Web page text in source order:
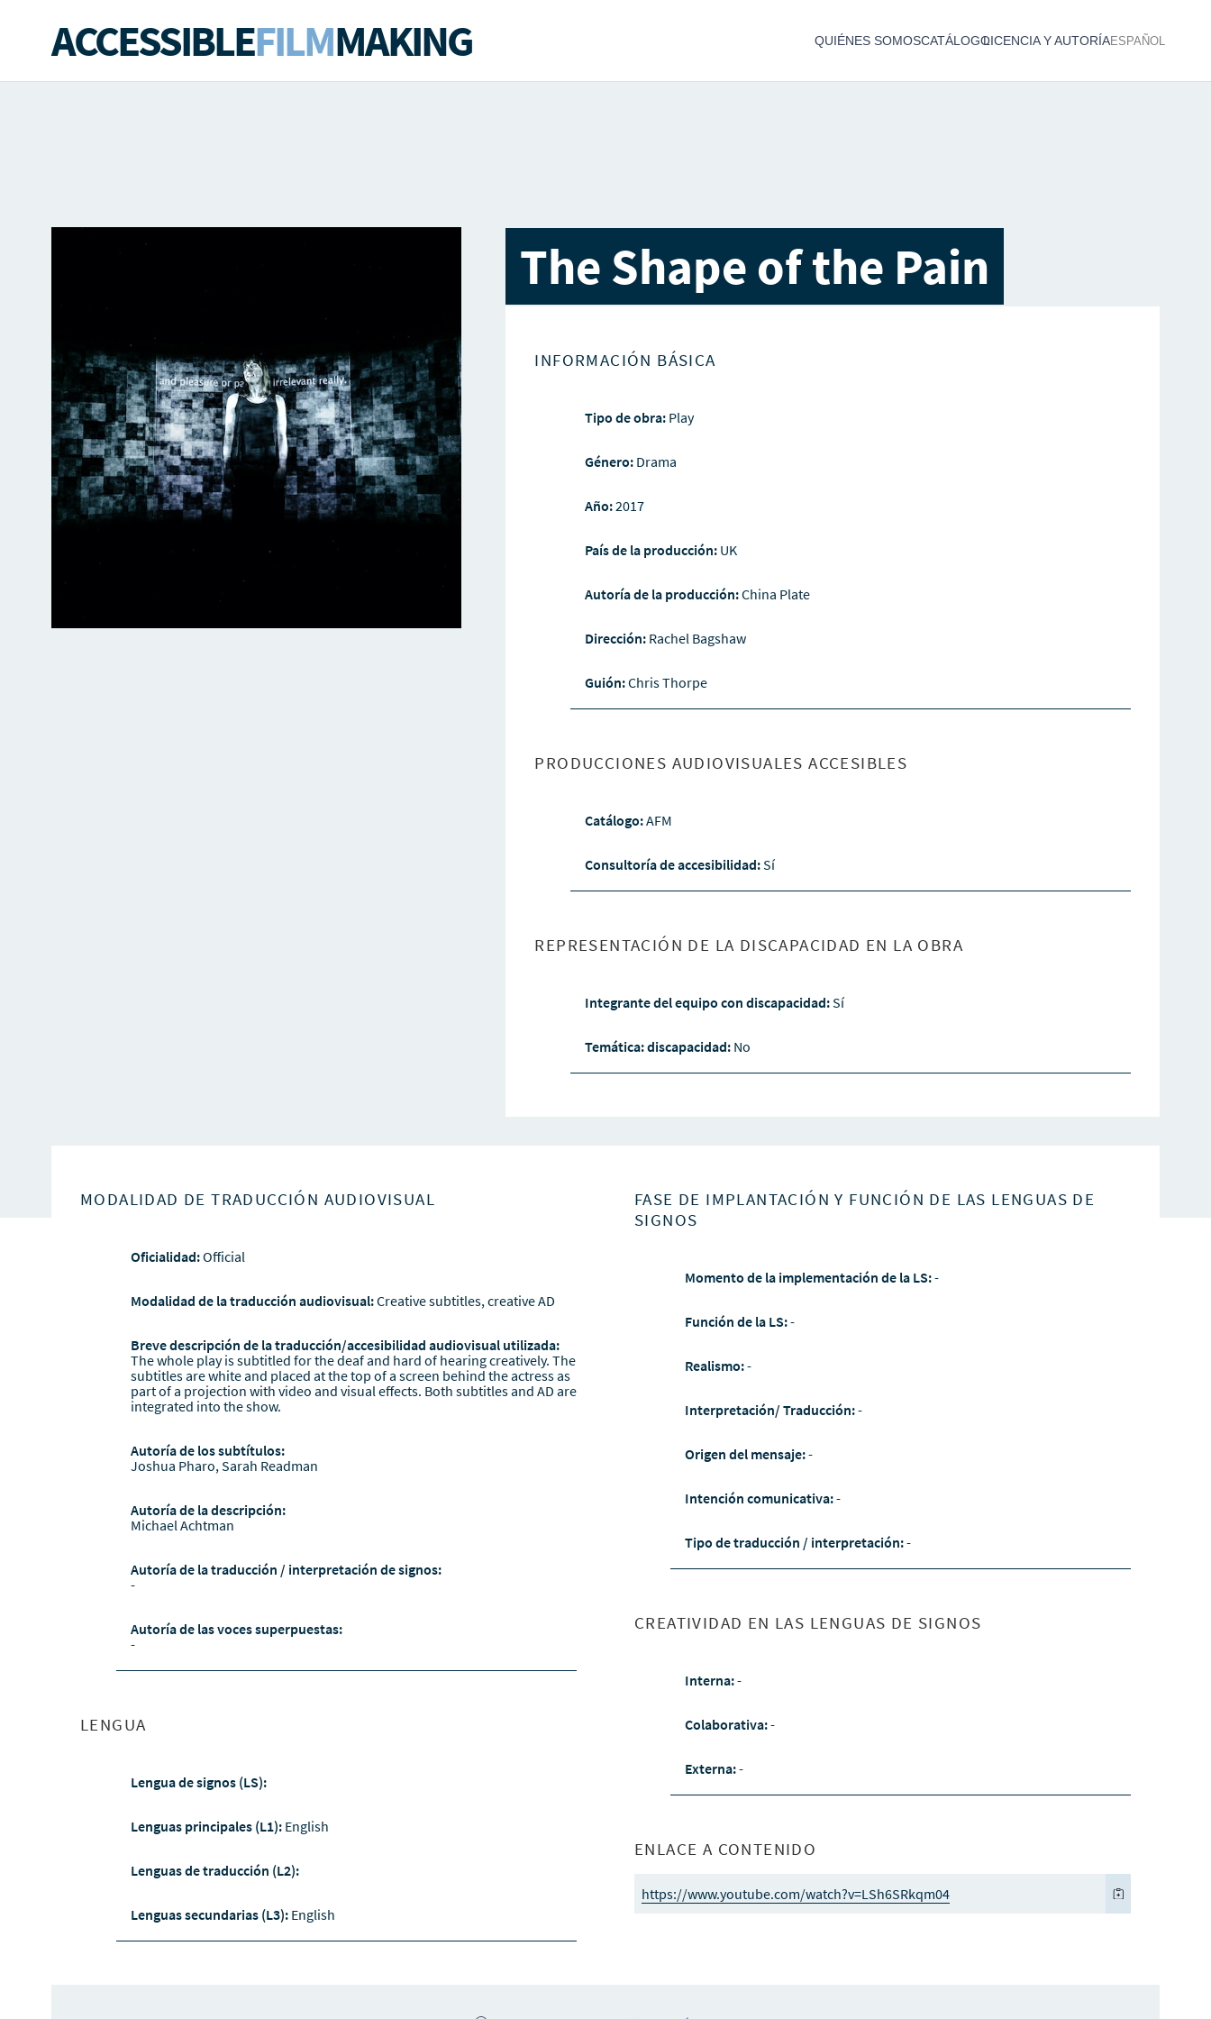
ACCESSIBLEFILMMAKING QUIÉNES SOMOSCATÁLOGOLICENCIA Y AUTORÍAESPAÑOL
The Shape of the Pain
INFORMACIÓN BÁSICA
Tipo de obra: Play
Género: Drama
Año:2017
País de la producción: UK
Autoría de la producción:China Plate
Dirección: Rachel Bagshaw
Guión:Chris Thorpe
PRODUCCIONES AUDIOVISUALES ACCESIBLES
Catálogo:AFM
Consultoría de accesibilidad:Sí
REPRESENTACIÓN DE LA DISCAPACIDAD EN LA OBRA
Integrante del equipo con discapacidad:Sí
Temática: discapacidad: No
MODALIDAD DE TRADUCCIÓN AUDIOVISUAL
Oficialidad:Official
Modalidad de la traducción audiovisual:Creative subtitles, creative AD
Breve descripción de la traducción/accesibilidad audiovisual utilizada:
The whole play is subtitled for the deaf and hard of hearing creatively. The
subtitles are white and placed at the top of a screen behind the actress as
part of a projection with video and visual effects. Both subtitles and AD are
integrated into the show.
Autoría de los subtítulos:
Joshua Pharo, Sarah Readman
Autoría de la descripción:
Michael Achtman
Autoría de la traducción / interpretación de signos:
-
Autoría de las voces superpuestas:
-
LENGUA
Lengua de signos (LS):
Lenguas principales (L1): English
Lenguas de traducción (L2):
Lenguas secundarias (L3): English
FASE DE IMPLANTACIÓN Y FUNCIÓN DE LAS LENGUAS DE
SIGNOS
Momento de la implementación de la LS:-
Función de la LS:-
Realismo:-
Interpretación/ Traducción:-
Origen del mensaje:-
Intención comunicativa:-
Tipo de traducción / interpretación:-
CREATIVIDAD EN LAS LENGUAS DE SIGNOS
Interna:-
Colaborativa:-
Externa:-
ENLACE A CONTENIDO
https://www.youtube.com/watch?v=LSh6SRkqm04